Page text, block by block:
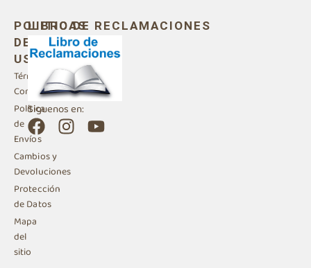
POLITICAS
DE
USO
Términos y
Condiciones
Política
de
Envíos
Cambios y
Devoluciones
Protección
de Datos
Mapa
del
sitio
LIBRO DE RECLAMACIONES
Siguenos en:
F
a
c
e
b
o
o
I
n
t
Y